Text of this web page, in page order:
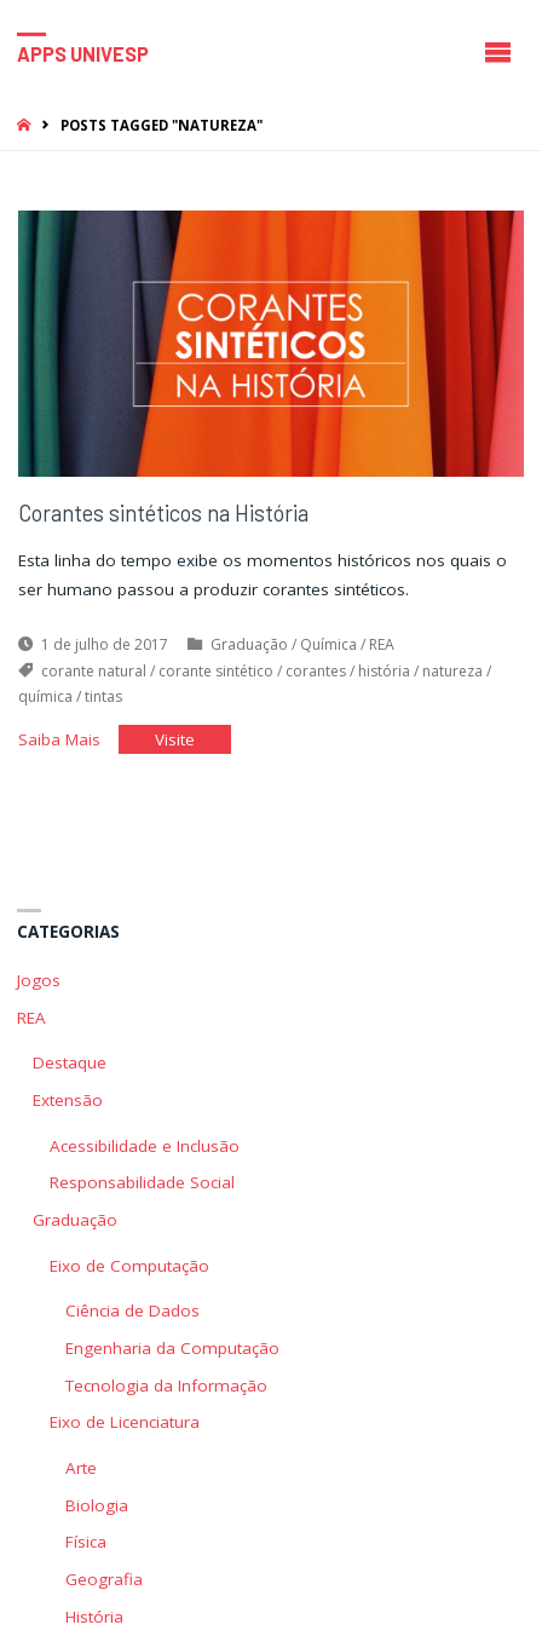
APPS UNIVESP
HOMEPOSTS TAGGED "NATUREZA"
Corantes sintéticos na História
Esta linha do tempo exibe os momentos históricos nos quais o
ser humano passou a produzir corantes sintéticos.
1 de julho de 2017 Graduação / Química / REA
corante natural / corante sintético / corantes/ história / natureza /
química /tintas
Saiba Mais"CorantesVisite"Corantes
CATEGORIAS
Jogos
REA
Destaque
Extensão
Acessibilidade e Inclusão
Responsabilidade Social
Graduação
Eixo de Computação
Ciência de Dados
Engenharia da Computação
Tecnologia da Informação
Eixo de Licenciatura
Arte
Biologia
Física
Geografia
História